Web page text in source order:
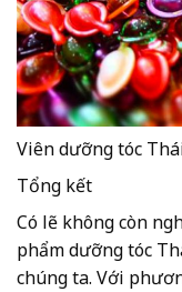
Viên dưỡng tóc
Tổng kết
Có lẽ không còn
phẩm dưỡng tóc
chúng ta. Với